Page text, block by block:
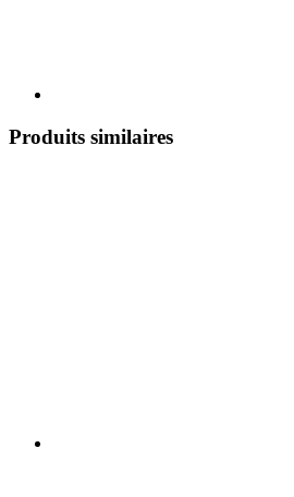
Produits similaires